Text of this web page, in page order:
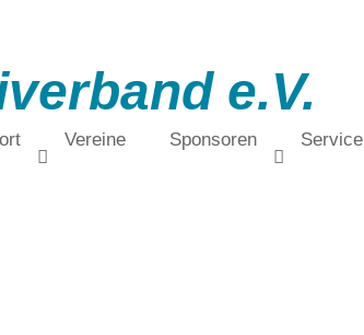
e.V.
Vereine Sponsoren Service